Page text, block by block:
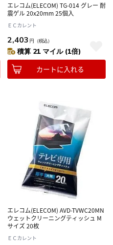
エレコム(ELECOM) TG-014 グレー 耐
震ゲル 20x20mm 25個入
ＥＣカレント
2,403 円 （税込）
積算 21 マイル (1倍)
カートに入れる
エレコム(ELECOM) AVD-TVWC20MN
ウェットクリーニングティッシュ M
サイズ 20枚
ＥＣカレント